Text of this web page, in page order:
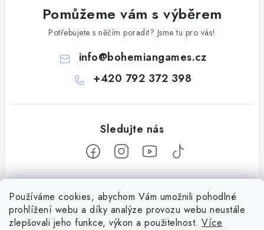
Používáme cookies, abychom Vám umožnili pohodlné
prohlížení webu a díky analýze provozu webu neustále
zlepšovali jeho funkce, výkon a použitelnost. Více
Pomůžeme vám s výběrem
Potřebujete s něčím poradit? Jsme tu pro vás!
info@bohemiangames.cz
+420 792 372 398
Z
Informace pro vás